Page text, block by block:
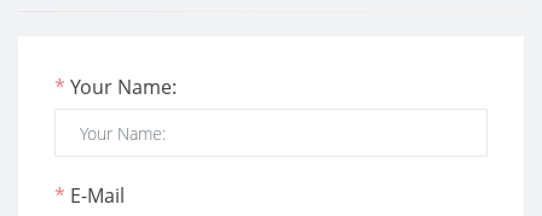
* Your Name:
* E-Mail